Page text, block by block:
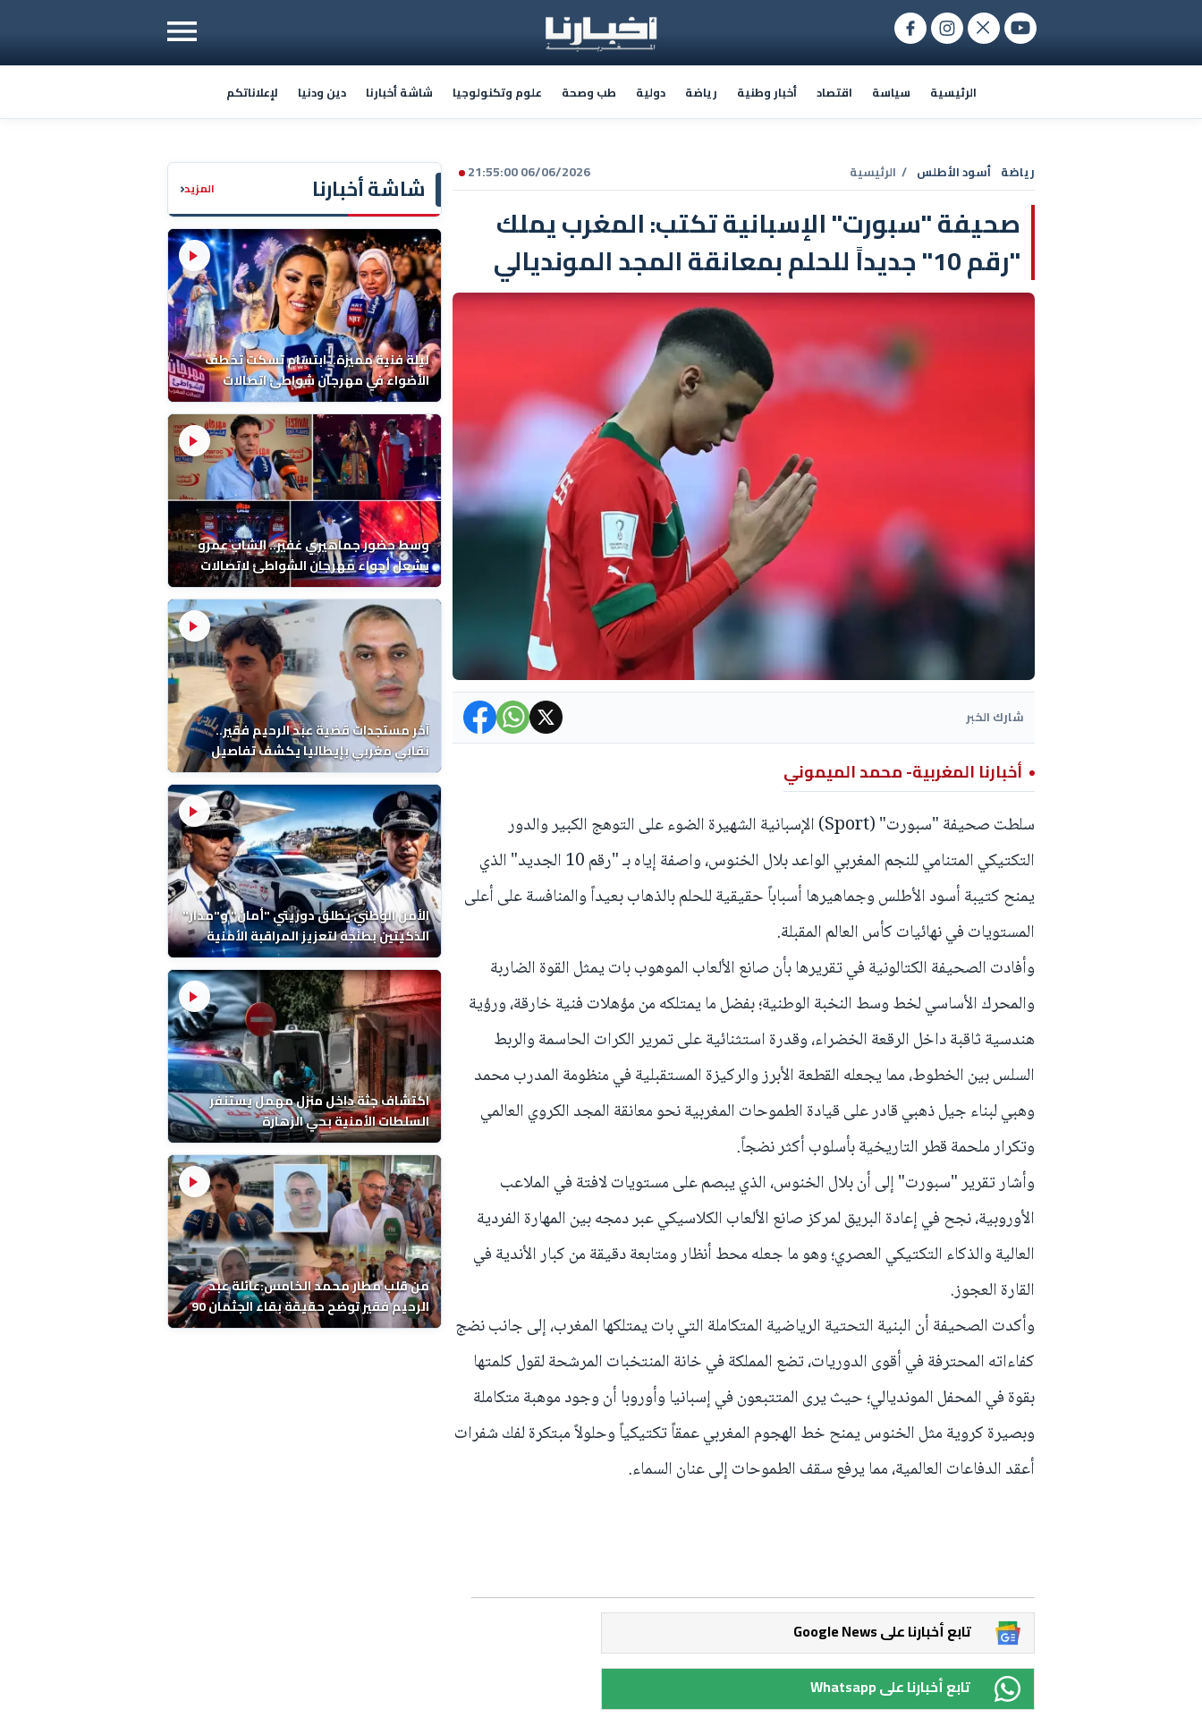
الرئيسية سياسة اقتصاد أخبار وطنية رياضة دولية طب وصحة علوم وتكنولوجيا شاشة أخبارنا دين ودنيا لإعلاناتكم
شاشة أخبارنا المزيد‹
ليلة فنية مميزة.. ابتسام تسكت تخطف
الأضواء في مهرجان شواطئ اتصالات
المغرب بالمضيق
وسط حضور جماهيري غفير.. الشاب عمرو
يشعل أجواء مهرجان الشواطئ لاتصالات
المغرب بطنجة
آخر مستجدات قضية عبد الرحيم فقير..
نقابي مغربي بإيطاليا يكشف تفاصيل
الوفاة ونتائج التشريح
الأمن الوطني يطلق دوريتي "أمان" و"مدار"
الذكيتين بطنجة لتعزيز المراقبة الأمنية
اكتشاف جثة داخل منزل مهمل يستنفر
السلطات الأمنية بحي الزهارة
من قلب مطار محمد الخامس:عائلة عبد
الرحيم فقير توضح حقيقة بقاء الجثمان 90
يوماً قبل إعادته إلى المغرب
06/06/2026 21:55:00 رياضة أسود الأطلس / الرئيسية
صحيفة "سبورت" الإسبانية تكتب: المغرب يملك
"رقم 10" جديداً للحلم بمعانقة المجد المونديالي
شارك الخبر
أخبارنا المغربية- محمد الميموني
سلطت صحيفة "سبورت" (Sport) الإسبانية الشهيرة الضوء على التوهج الكبير والدور
التكتيكي المتنامي للنجم المغربي الواعد بلال الخنوس، واصفة إياه بـ "رقم 10 الجديد" الذي
يمنح كتيبة أسود الأطلس وجماهيرها أسباباً حقيقية للحلم بالذهاب بعيداً والمنافسة على أعلى
المستويات في نهائيات كأس العالم المقبلة.
وأفادت الصحيفة الكتالونية في تقريرها بأن صانع الألعاب الموهوب بات يمثل القوة الضاربة
والمحرك الأساسي لخط وسط النخبة الوطنية؛ بفضل ما يمتلكه من مؤهلات فنية خارقة، ورؤية
هندسية ثاقبة داخل الرقعة الخضراء، وقدرة استثنائية على تمرير الكرات الحاسمة والربط
السلس بين الخطوط، مما يجعله القطعة الأبرز والركيزة المستقبلية في منظومة المدرب محمد
وهبي لبناء جيل ذهبي قادر على قيادة الطموحات المغربية نحو معانقة المجد الكروي العالمي
وتكرار ملحمة قطر التاريخية بأسلوب أكثر نضجاً.
وأشار تقرير "سبورت" إلى أن بلال الخنوس، الذي يبصم على مستويات لافتة في الملاعب
الأوروبية، نجح في إعادة البريق لمركز صانع الألعاب الكلاسيكي عبر دمجه بين المهارة الفردية
العالية والذكاء التكتيكي العصري؛ وهو ما جعله محط أنظار ومتابعة دقيقة من كبار الأندية في
القارة العجوز.
وأكدت الصحيفة أن البنية التحتية الرياضية المتكاملة التي بات يمتلكها المغرب، إلى جانب نضج
كفاءاته المحترفة في أقوى الدوريات، تضع المملكة في خانة المنتخبات المرشحة لقول كلمتها
بقوة في المحفل المونديالي؛ حيث يرى المتتبعون في إسبانيا وأوروبا أن وجود موهبة متكاملة
وبصيرة كروية مثل الخنوس يمنح خط الهجوم المغربي عمقاً تكتيكياً وحلولاً مبتكرة لفك شفرات
أعقد الدفاعات العالمية، مما يرفع سقف الطموحات إلى عنان السماء.
Google News تابع أخبارنا على
Whatsapp تابع أخبارنا على